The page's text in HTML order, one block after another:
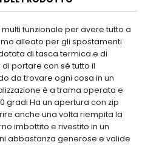
funzionale per avere tutto a
alleato per gli spostamenti
di tasca termica e di
portare con sé tutto il
da trovare ogni cosa in un
è a trama operata e
gradi Ha un apertura con zip
anche una volta riempita la
imbottito e rivestito in un
abbastanza generose e valide